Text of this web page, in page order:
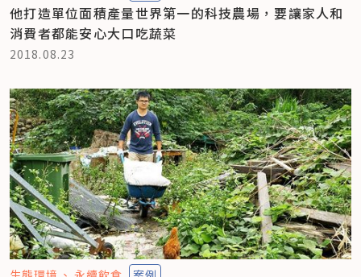
他打造單位面積產量世界第一的科技農場，要讓家人和
消費者都能安心大口吃蔬菜
2018.08.23